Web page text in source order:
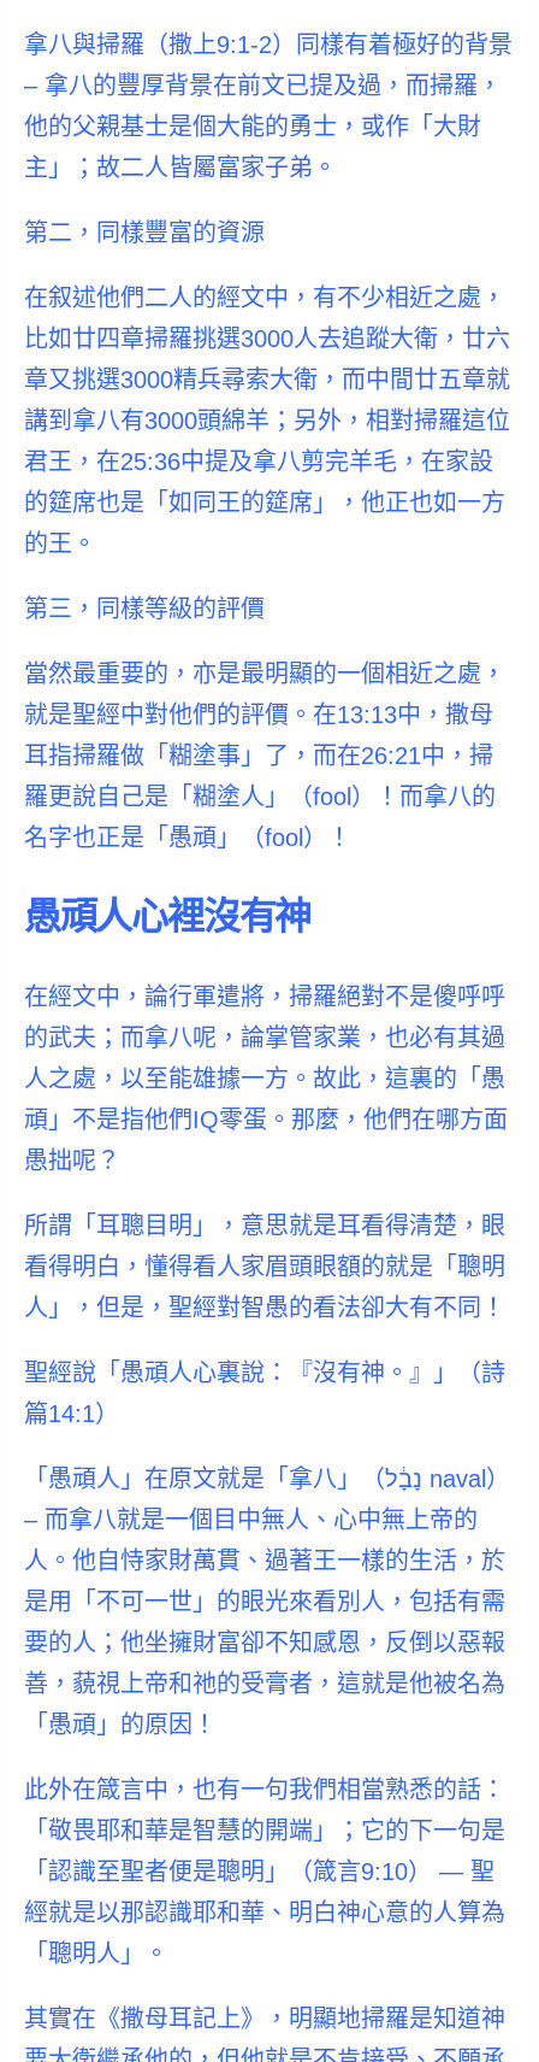
拿八與掃羅（撒上9:1-2）同樣有着極好的背景
– 拿八的豐厚背景在前文已提及過，而掃羅，
他的父親基士是個大能的勇士，或作「大財
主」；故二人皆屬富家子弟。
第二，同樣豐富的資源
在叙述他們二人的經文中，有不少相近之處，
比如廿四章掃羅挑選3000人去追蹤大衛，廿六
章又挑選3000精兵尋索大衛，而中間廿五章就
講到拿八有3000頭綿羊；另外，相對掃羅這位
君王，在25:36中提及拿八剪完羊毛，在家設
的筵席也是「如同 王的筵席」，他正也如一方
的王。
第三，同樣等級的評價
當然最重要的，亦是最明顯的一個相近之處，
就是聖經中對他們的評價。在13:13中，撒母
耳指掃羅做「糊塗事」了，而在26:21中，掃
羅更說自己是「糊塗人」（fool）！而拿八的
名字也正是「愚頑」（fool）！
愚頑人心裡沒有神
在經文中，論行軍遣將，掃羅絕對不是傻呼呼
的武夫；而拿八呢，論掌管家業，也必有其過
人之處，以至能雄據一方。故此，這裏的「愚
頑」不是指他們IQ零蛋。那麼，他們在哪方面
愚拙呢？
所謂「耳聰目明」，意思就是耳看得清楚，眼
看得明白，懂得看人家眉頭眼額的就是「聰明
人」，但是，聖經對智愚的看法卻大有不同！
聖經說「愚頑人心裏說：『沒有神。』」（詩
篇14:1）
「愚頑人」在原文就是「拿八」（נָבָ֔ל naval）
– 而拿八就是一個目中無人、心中無上帝的
人。他自恃家財萬貫、過著王一樣的生活，於
是用「不可一世」的眼光來看別人，包括有需
要的人；他坐擁財富卻不知感恩，反倒以惡報
善，藐視上帝和祂的受膏者，這就是他被名為
「愚頑」的原因！
此外在箴言中，也有一句我們相當熟悉的話：
「敬畏耶和華是智慧的開端」；它的下一句是
「認識至聖者便是聰明」（箴言9:10） — 聖
經就是以那認識耶和華、明白神心意的人算為
「聰明人」。
其實在《撒母耳記上》，明顯地掃羅是知道神